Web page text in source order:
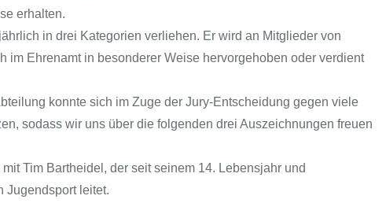
erhalten.
in drei Kategorien verliehen. Er wird an Mitglieder von
im Ehrenamt in besonderer Weise hervorgehoben oder verdient
konnte sich im Zuge der Jury-Entscheidung gegen viele
sodass wir uns über die folgenden drei Auszeichnungen freuen
mit Tim Bartheidel, der seit seinem 14. Lebensjahr und
Jugendsport leitet.